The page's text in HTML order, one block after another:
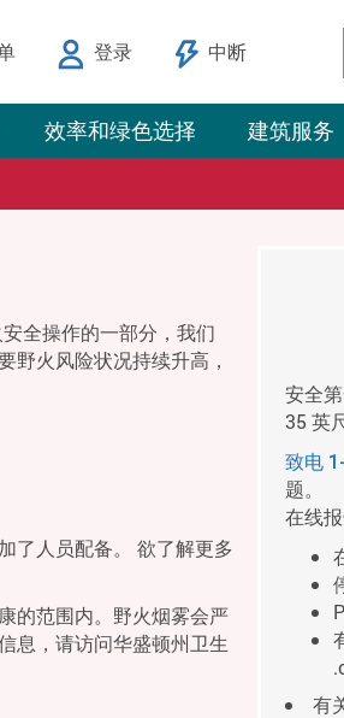
效率和绿色选择 建筑服务
登录 中断
全操作的一部分，我们
野火风险状况持续升高，
了人员配备。 欲了解更多
的范围内。野火烟雾会严
息，请访问华盛顿州卫生
安全
35 英
致电
题。
在线
有